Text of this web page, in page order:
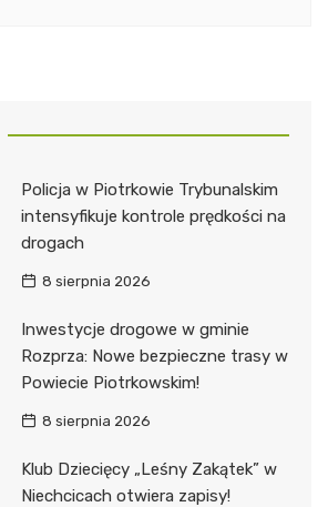
Policja w Piotrkowie Trybunalskim
intensyfikuje kontrole prędkości na
drogach
8 sierpnia 2026
Inwestycje drogowe w gminie
Rozprza: Nowe bezpieczne trasy w
Powiecie Piotrkowskim!
8 sierpnia 2026
Klub Dziecięcy „Leśny Zakątek” w
Niechcicach otwiera zapisy!